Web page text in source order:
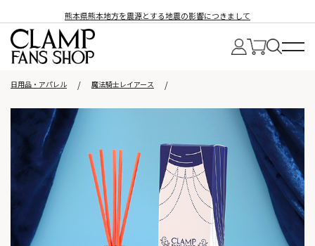
熊本県熊本地方を震源とする地震の影響につきまして
日用品・アパレル 魔法騎士レイアース